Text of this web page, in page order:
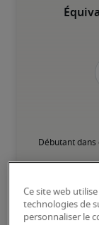
Débutant dans
Ce site web
technologies de
personnaliser le